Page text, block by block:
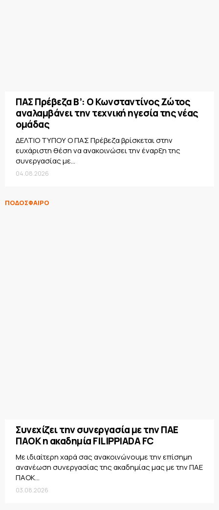
ΠΑΣ Πρέβεζα Β’: Ο Κωνσταντίνος Ζώτος
αναλαμβάνει την τεχνική ηγεσία της νέας
ομάδας
ΔΕΛΤΙΟ ΤΥΠΟΥ Ο ΠΑΣ Πρέβεζα βρίσκεται στην
ευχάριστη θέση να ανακοινώσει την έναρξη της
συνεργασίας με...
04.08.2026
ΠΟΔΟΣΦΑΙΡΟ
Συνεχίζει την συνεργασία με την ΠΑΕ
ΠΑΟΚ η ακαδημία FILIPPIADA FC
Με ιδιαίτερη χαρά σας ανακοινώνουμε την επίσημη
ανανέωση συνεργασίας της ακαδημίας μας με την ΠΑΕ
ΠΑΟΚ...
03.08.2026